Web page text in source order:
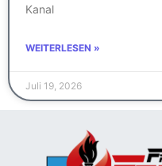
Kanal
WEITERLESEN »
Juli 19, 2026